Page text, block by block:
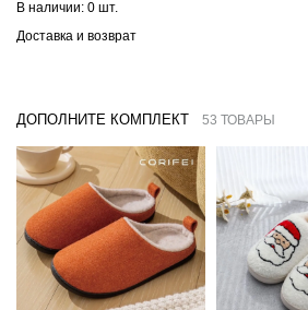
В наличии: 0 шт.
Доставка и возврат
ДОПОЛНИТЕ КОМПЛЕКТ 53 ТОВАРЫ